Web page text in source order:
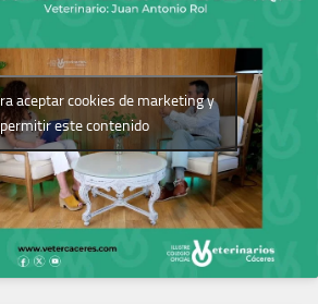
aceptar cookies de marketing y
permitir este contenido